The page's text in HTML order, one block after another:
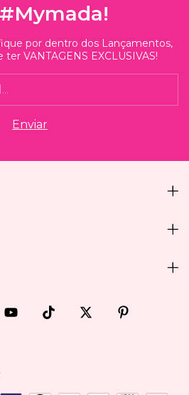
por dentro dos Lançamentos,
VANTAGENS EXCLUSIVAS!